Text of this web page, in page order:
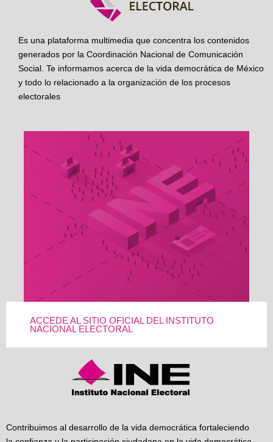
Es una plataforma multimedia que concentra los contenidos
generados por la Coordinación Nacional de Comunicación
Social. Te informamos acerca de la vida democrática de México
y todo lo relacionado a la organización de los procesos
electorales
ACCEDE AL SITIO OFICIAL DEL INSTITUTO
NACIONAL ELECTORAL
Contribuimos al desarrollo de la vida democrática fortaleciendo